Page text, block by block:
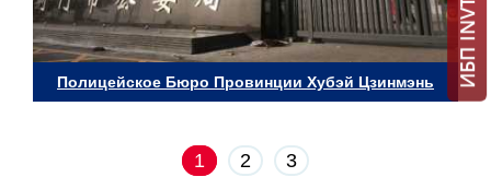
Полицейское Бюро Провинции Хубэй Цзинмэнь
1 2 3